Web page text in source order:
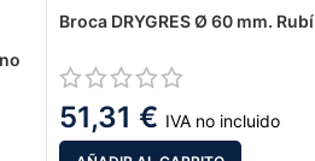
Broca DRYGRES Ø 60 mm. Rubí
51,31 € IVA no incluido